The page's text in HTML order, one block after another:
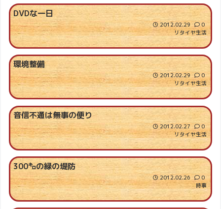
DVDな一日
2012.02.29
0
リタイヤ生活
環境整備
2012.02.29
0
リタイヤ生活
音信不通は無事の便り
2012.02.27
0
リタイヤ生活
300㌔の緑の堤防
2012.02.26
0
時事